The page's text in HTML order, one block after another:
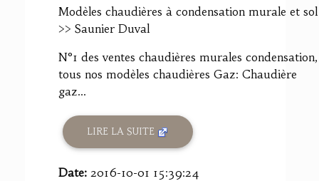
Modèles chaudières à condensation murale et sol
>> Saunier Duval
N°1 des ventes chaudières murales condensation,
tous nos modèles chaudières Gaz: Chaudière
gaz...
LIRE LA SUITE
Date: 2016-10-01 15:39:24